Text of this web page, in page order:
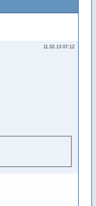
11.02.13 07:12